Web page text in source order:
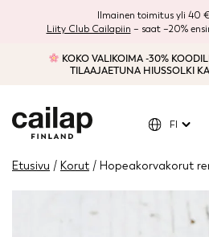
Ilmainen toimitus yli 40
Liity Club Cailapiin – saat –20%
KOKO VALIKOIMA -30%
TILAAJAETUNA HIUSSOLKI
FI
Etusivu / Korut / Hopeakorvakorut